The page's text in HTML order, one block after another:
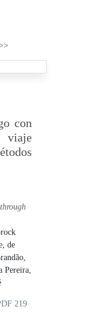
con
viaje
de
Pereira,
219